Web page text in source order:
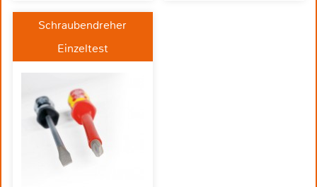
Schraubendreher
Einzeltest